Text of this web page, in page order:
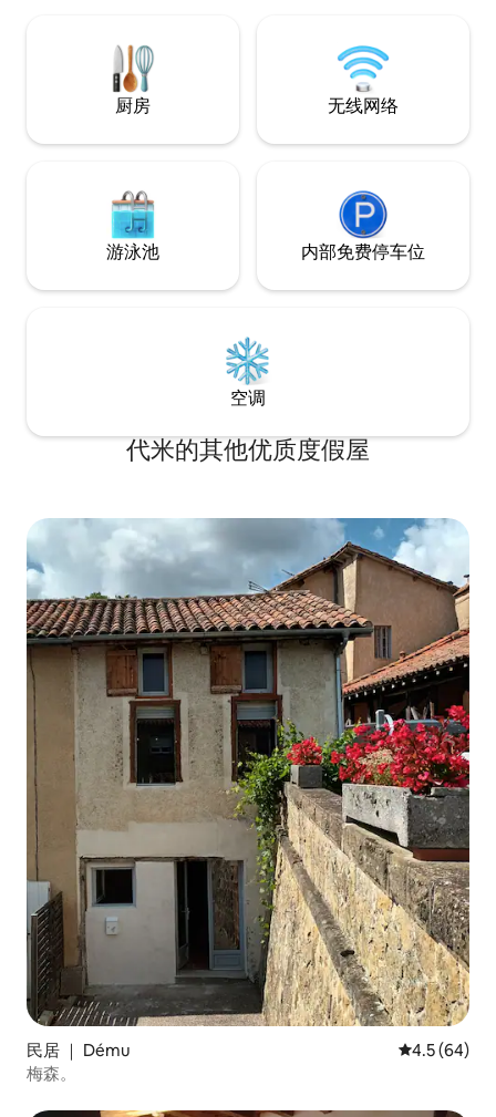
山脉1小时30分。
厨房 无线网络
游泳池 内部免费停车位
空调
代米的其他优质度假屋
民居 ｜ Dému 平均评分
4.5 (64)
梅森。